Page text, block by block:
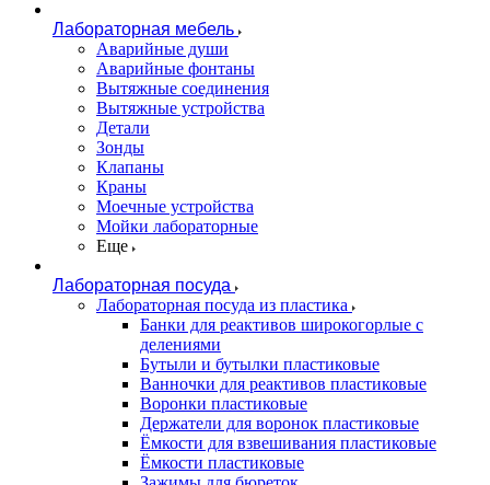
Лабораторная мебель
Аварийные души
Аварийные фонтаны
Вытяжные соединения
Вытяжные устройства
Детали
Зонды
Клапаны
Краны
Моечные устройства
Мойки лабораторные
Еще
Лабораторная посуда
Лабораторная посуда из пластика
Банки для реактивов широкогорлые с
делениями
Бутыли и бутылки пластиковые
Ванночки для реактивов пластиковые
Воронки пластиковые
Держатели для воронок пластиковые
Ёмкости для взвешивания пластиковые
Ёмкости пластиковые